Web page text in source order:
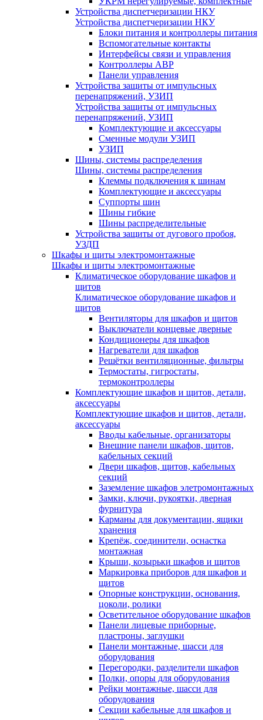
Устройства диспетчеризации НКУ
Устройства диспетчеризации НКУ
Блоки питания и контроллеры питания
Вспомогательные контакты
Интерфейсы связи и управления
Контроллеры АВР
Панели управления
Устройства защиты от импульсных
перенапряжений, УЗИП
Устройства защиты от импульсных
перенапряжений, УЗИП
Комплектующие и аксессуары
Сменные модули УЗИП
УЗИП
Шины, системы распределения
Шины, системы распределения
Клеммы подключения к шинам
Комплектующие и аксессуары
Суппорты шин
Шины гибкие
Шины распределительные
Устройства защиты от дугового пробоя,
УЗДП
Шкафы и щиты электромонтажные
Шкафы и щиты электромонтажные
Климатическое оборудование шкафов и
щитов
Климатическое оборудование шкафов и
щитов
Вентиляторы для шкафов и щитов
Выключатели концевые дверные
Кондиционеры для шкафов
Нагреватели для шкафов
Решётки вентиляционные, фильтры
Термостаты, гигростаты,
термоконтроллеры
Комплектующие шкафов и щитов, детали,
аксессуары
Комплектующие шкафов и щитов, детали,
аксессуары
Вводы кабельные, организаторы
Внешние панели шкафов, щитов,
кабельных секций
Двери шкафов, щитов, кабельных
секций
Заземление шкафов элетромонтажных
Замки, ключи, рукоятки, дверная
фурнитура
Карманы для документации, ящики
хранения
Крепёж, соединители, оснастка
монтажная
Крыши, козырьки шкафов и щитов
Маркировка приборов для шкафов и
щитов
Опорные конструкции, основания,
цоколи, ролики
Осветительное оборудование шкафов
Панели лицевые приборные,
пластроны, заглушки
Панели монтажные, шасси для
оборудования
Перегородки, разделители шкафов
Полки, опоры для оборудования
Рейки монтажные, шасси для
оборудования
Секции кабельные для шкафов и